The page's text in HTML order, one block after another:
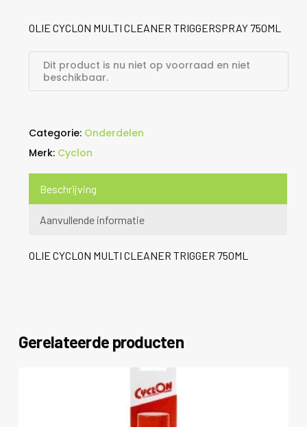
OLIE CYCLON MULTI CLEANER TRIGGERSPRAY 750ML
Dit product is nu niet op voorraad en niet
beschikbaar.
Categorie: Onderdelen
Merk: Cyclon
Beschrijving
Aanvullende informatie
OLIE CYCLON MULTI CLEANER TRIGGER 750ML
Gerelateerde producten